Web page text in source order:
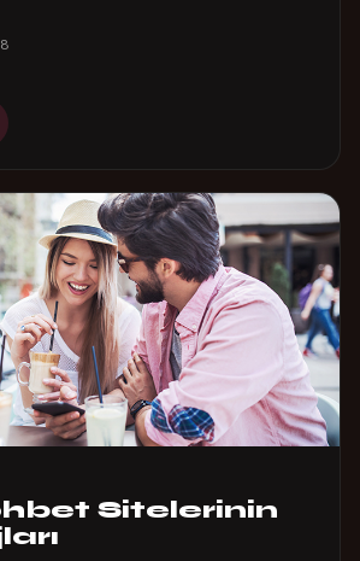
Sitelerinin